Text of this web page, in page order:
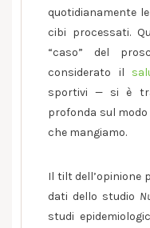
quotidianamente
cibi processati.
“caso” del
considerato il
sportivi — si è
profonda sul
che mangiamo.
Il tilt dell’opinione
dati dello studio
studi